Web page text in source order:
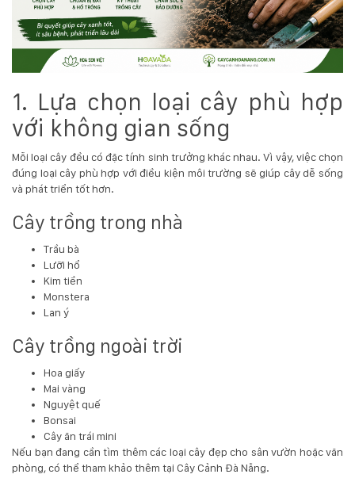
Hotline
0931.914.968
hoasenvietdn@gmail.com
Nguyễn
-
-
168
1. Lựa chọn loại cây phù hợp
với không gian sống
Mỗi loại cây đều có đặc tính sinh trưởng khác nhau. Vì vậy, việc chọn
đúng loại cây phù hợp với điều kiện môi trường sẽ giúp cây dễ sống
và phát triển tốt hơn.
Cây trồng trong nhà
Trầu bà
Lưỡi hổ
Kim tiền
Monstera
Lan ý
Cây trồng ngoài trời
Hoa giấy
Mai vàng
Nguyệt quế
Bonsai
Cây ăn trái mini
Nếu bạn đang cần tìm thêm các loại cây đẹp cho sân vườn hoặc văn
phòng, có thể tham khảo thêm tại Cây Cảnh Đà Nẵng.